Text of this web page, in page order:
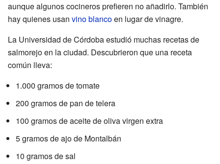
aunque algunos cocineros prefieren no añadirlo. También
hay quienes usan vino blancoen lugar de vinagre.
La Universidad de Córdoba estudió muchas recetas de
salmorejo en la ciudad. Descubrieron que una receta
común lleva:
1.000 gramos de tomate
200 gramos de pan de telera
100 gramos de aceite de oliva virgen extra
5 gramos de ajo de Montalbán
10 gramos de sal